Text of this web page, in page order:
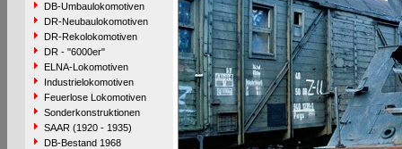
DB-Umbaulokomotiven
DR-Neubaulokomotiven
DR-Rekolokomotiven
DR - "6000er"
ELNA-Lokomotiven
Industrielokomotiven
Feuerlose Lokomotiven
Sonderkonstruktionen
SAAR (1920 - 1935)
DB-Bestand 1968